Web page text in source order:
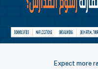
Expect more